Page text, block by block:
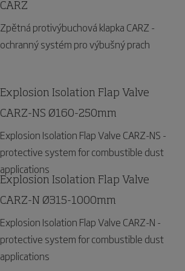
CARZ
Zpětná protivýbuchová klapka CARZ -
ochranný systém pro výbušný prach
Explosion Isolation Flap Valve
CARZ-NS Ø160-250mm
Explosion Isolation Flap Valve CARZ-NS -
protective system for combustible dust
applications
Explosion Isolation Flap Valve
CARZ-N Ø315-1000mm
Explosion Isolation Flap Valve CARZ-N -
protective system for combustible dust
applications